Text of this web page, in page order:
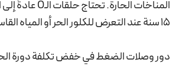
دور وصلات الضغط في خفض تكلفة دورة